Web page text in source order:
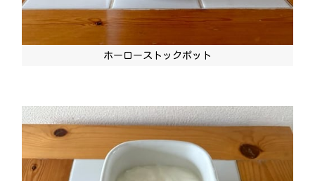
ホーローストックポット